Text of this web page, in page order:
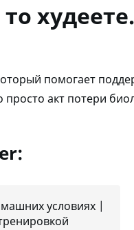
худеете.
помогает
акт потери
условиях |